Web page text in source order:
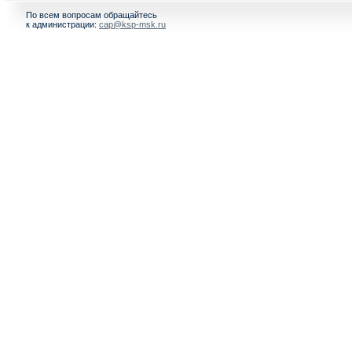
По всем вопросам обращайтесь
к администрации: cap@ksp-msk.ru